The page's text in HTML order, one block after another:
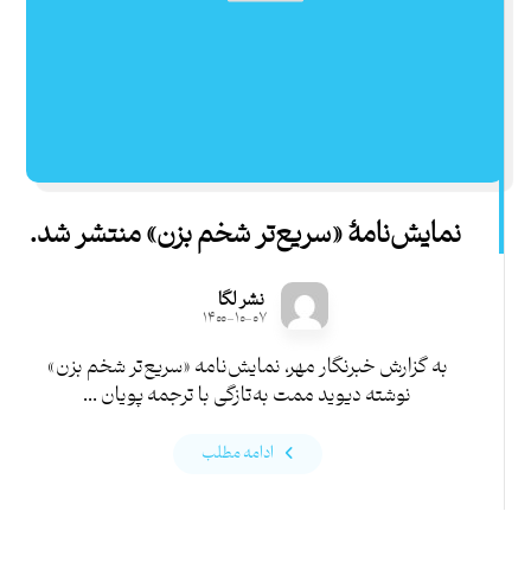
نمایش‌نامۀ «سریع‌تر شخم بزن» منتشر شد.
نشر لگا
۱۴۰۰-۱۰-۰۷
به گزارش خبرنگار مهر، نمایش‌نامه «سریع‌تر شخم بزن»
نوشته دیوید ممت به‌تازگی با ترجمه پویان ...
ادامه مطلب